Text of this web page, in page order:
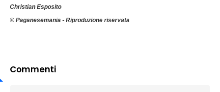
Christian Esposito
© Paganesemania - Riproduzione riservata
Commenti